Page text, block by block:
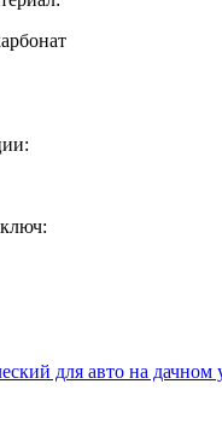
для авто на дачном